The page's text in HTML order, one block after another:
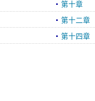
第十章
第十二章
第十四章